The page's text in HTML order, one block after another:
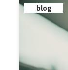
blog